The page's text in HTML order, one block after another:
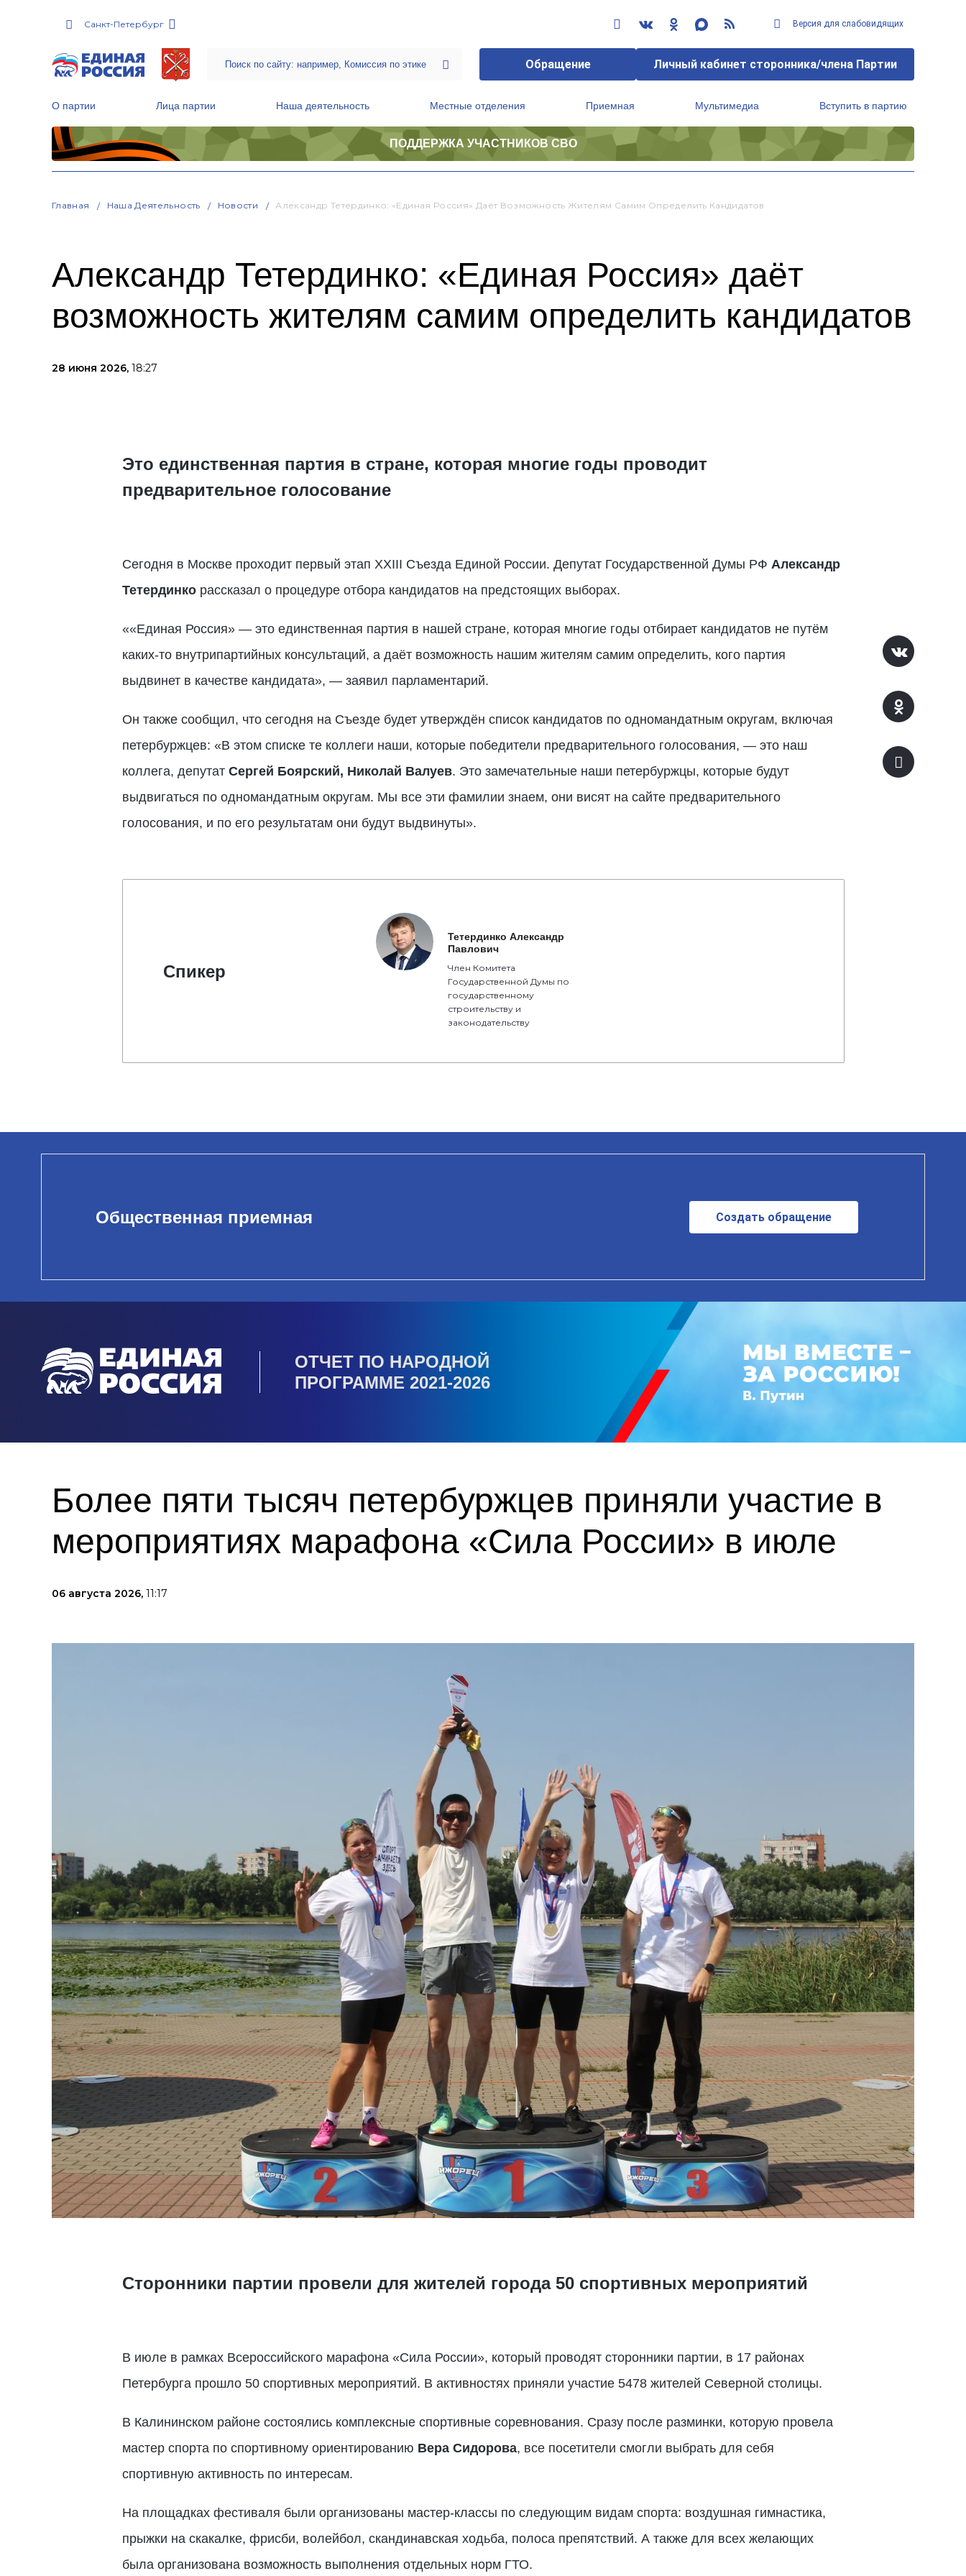
Санкт-Петербург Версия для слабовидящих
Обращение Личный кабинет сторонника/члена Партии
О партии Лица партии Наша деятельность Местные отделения Приемная Мультимедиа Вступить в партию
ПОДДЕРЖКА УЧАСТНИКОВ СВО
Главная Наша Деятельность Новости Александр Тетердинко: «Единая Россия» Даёт Возможность Жителям Самим Определить Кандидатов
Александр Тетердинко: «Единая Россия» даёт
возможность жителям самим определить кандидатов
28 июня 2026, 18:27
Это единственная партия в стране, которая многие годы проводит
предварительное голосование
Сегодня в Москве проходит первый этап XXIII Съезда Единой России. Депутат Государственной Думы РФ Александр
Тетердинкорассказал о процедуре отбора кандидатов на предстоящих выборах.
««Единая Россия» — это единственная партия в нашей стране, которая многие годы отбирает кандидатов не путём
каких-то внутрипартийных консультаций, а даёт возможность нашим жителям самим определить, кого партия
выдвинет в качестве кандидата», — заявил парламентарий.
Он также сообщил, что сегодня на Съезде будет утверждён список кандидатов по одномандатным округам, включая
петербуржцев: «В этом списке те коллеги наши, которые победители предварительного голосования, — это наш
коллега, депутат Сергей Боярский, Николай Валуев. Это замечательные наши петербуржцы, которые будут
выдвигаться по одномандатным округам. Мы все эти фамилии знаем, они висят на сайте предварительного
голосования, и по его результатам они будут выдвинуты».
Спикер
Тетердинко Александр
Павлович
Член Комитета
Государственной Думы по
государственному
строительству и
законодательству
Общественная приемная Создать обращение
ОТЧЕТ ПО НАРОДНОЙ
ПРОГРАММЕ 2021-2026
Более пяти тысяч петербуржцев приняли участие в
мероприятиях марафона «Сила России» в июле
06 августа 2026, 11:17
Сторонники партии провели для жителей города 50 спортивных мероприятий
В июле в рамках Всероссийского марафона «Сила России», который проводят сторонники партии, в 17 районах
Петербурга прошло 50 спортивных мероприятий. В активностях приняли участие 5478 жителей Северной столицы.
В Калининском районе состоялись комплексные спортивные соревнования. Сразу после разминки, которую провела
мастер спорта по спортивному ориентированию Вера Сидорова, все посетители смогли выбрать для себя
спортивную активность по интересам.
На площадках фестиваля были организованы мастер-классы по следующим видам спорта: воздушная гимнастика,
прыжки на скакалке, фрисби, волейбол, скандинавская ходьба, полоса препятствий. А также для всех желающих
была организована возможность выполнения отдельных норм ГТО.